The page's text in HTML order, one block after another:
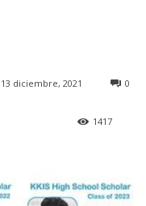
13 diciembre, 2021 0
1417